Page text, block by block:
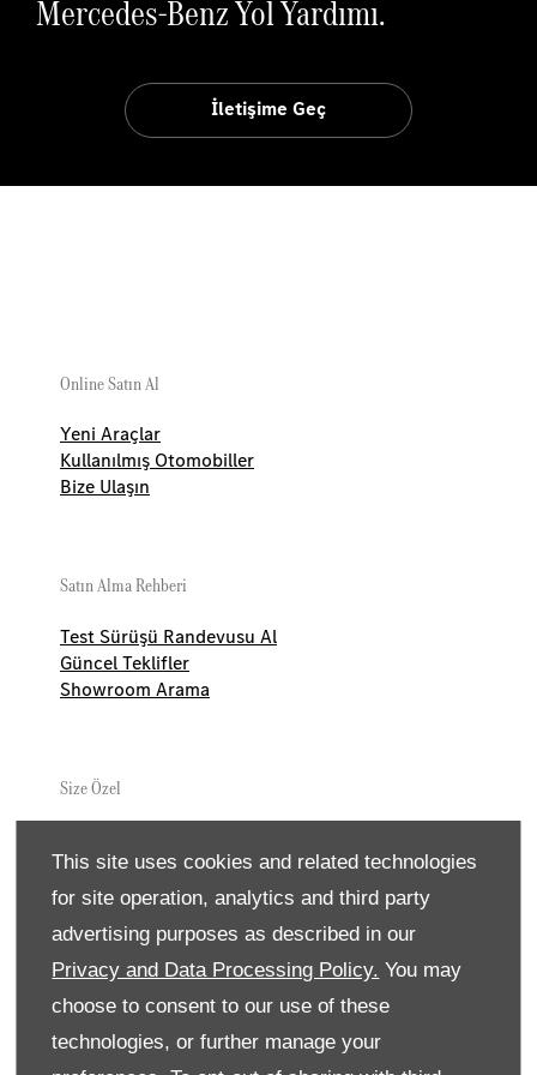
This site uses cookies and related technologies
for site operation, analytics and third party
advertising purposes as described in our
Privacy and Data Processing Policy. You may
choose to consent to our use of these
technologies, or further manage your
Mercedes-Benz Yol Yardımı.
İletişime Geç
Online Satın Al
Yeni Araçlar
Kullanılmış Otomobiller
Bize Ulaşın
Satın Alma Rehberi
Test Sürüşü Randevusu Al
Güncel Teklifler
Showroom Arama
Size Özel
Aksesuarlar
Yaşam Tarzın Koleksiyonları
Yol Yardımı
Servis Paketleri
Orjinal Parçalar